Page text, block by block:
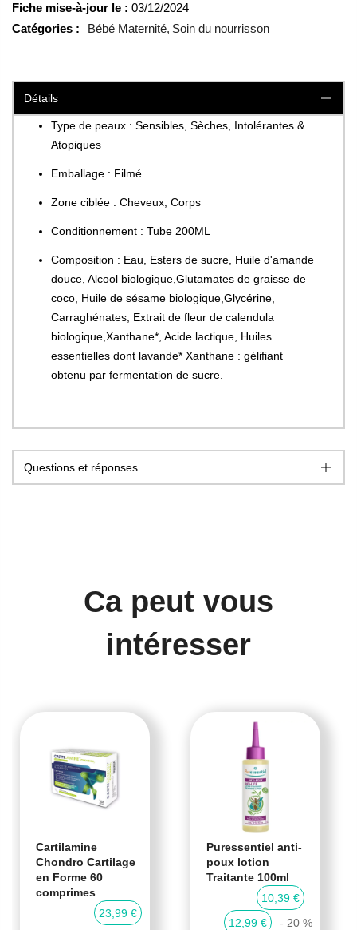
Fiche mise-à-jour le : 03/12/2024
Catégories :
Bébé Maternité Soin du nourrisson
Détails
Type de peaux : Sensibles, Sèches, Intolérantes &
Atopiques
Emballage : Filmé
Zone ciblée : Cheveux, Corps
Conditionnement : Tube 200ML
Composition : Eau, Esters de sucre, Huile d'amande
douce, Alcool biologique,Glutamates de graisse de
coco, Huile de sésame biologique,Glycérine,
Carraghénates, Extrait de fleur de calendula
biologique,Xanthane*, Acide lactique, Huiles
essentielles dont lavande* Xanthane : gélifiant
obtenu par fermentation de sucre.
Questions et réponses
Ca peut vous
intéresser
Cartilamine
Chondro Cartilage
en Forme 60
comprimes
23,99 €
Puressentiel anti-
poux lotion
Traitante 100ml
10,39 €
12,99 €
- 20 %